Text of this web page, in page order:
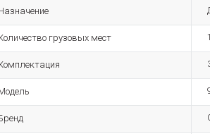
грузовых мест 1